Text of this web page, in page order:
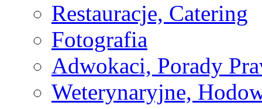
Restauracje, Catering
Fotografia
Adwokaci, Porady
Weterynaryjne,